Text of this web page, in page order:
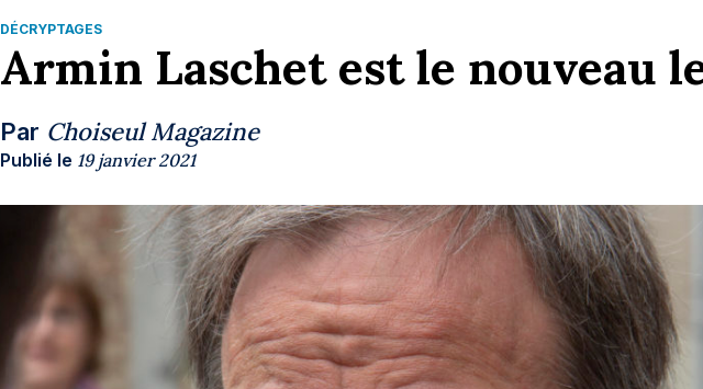
DÉCRYPTAGES
Armin Laschet est le nouveau
Par Choiseul Magazine
Publié le 19 janvier 2021